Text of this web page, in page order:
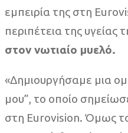
εμπειρία της στη
περιπέτεια της
στον νωτιαίο μυελό.
«Δημιουργήσαμε μια
μου”, το οποίο
στη Eurovision. Όμως